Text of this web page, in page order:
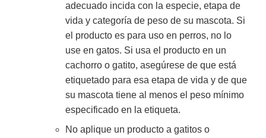
adecuado incida con la especie, etapa de
vida y categoría de peso de su mascota. Si
el producto es para uso en perros, no lo
use en gatos. Si usa el producto en un
cachorro o gatito, asegúrese de que está
etiquetado para esa etapa de vida y de que
su mascota tiene al menos el peso mínimo
especificado en la etiqueta.
No aplique un producto a gatitos o